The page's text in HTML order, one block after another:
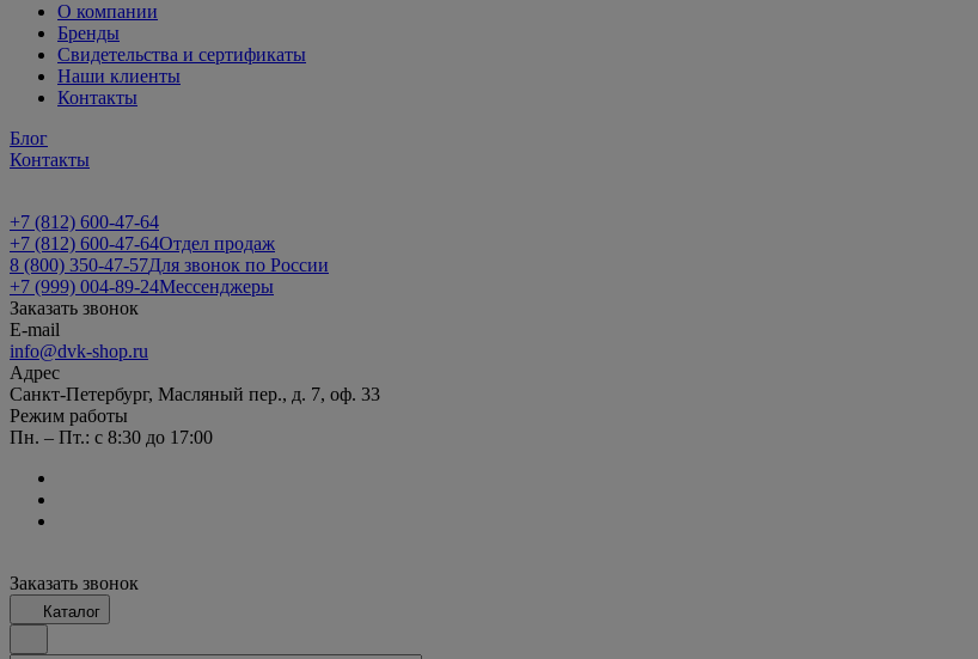
О компании
Бренды
Свидетельства и сертификаты
Наши клиенты
Контакты
Блог
Контакты
+7 (812) 600-47-64
+7 (812) 600-47-64Отдел продаж
8 (800) 350-47-57Для звонок по России
+7 (999) 004-89-24Мессенджеры
Заказать звонок
E-mail
info@dvk-shop.ru
Адрес
Санкт-Петербург, Масляный пер., д. 7, оф. 33
Режим работы
Пн. – Пт.: с 8:30 до 17:00
Заказать звонок
Каталог